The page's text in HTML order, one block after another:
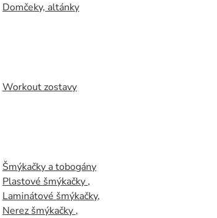
Domčeky, altánky
Workout zostavy
Šmýkačky a tobogány
Plastové šmýkačky ,
Laminátové šmýkačky,
Nerez šmýkačky ,